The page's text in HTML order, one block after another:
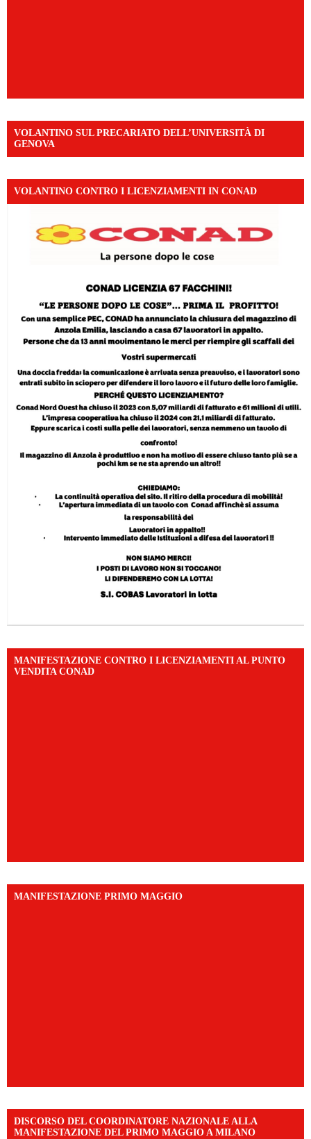
VOLANTINO SUL PRECARIATO DELL’UNIVERSITÀ DI
GENOVA
VOLANTINO CONTRO I LICENZIAMENTI IN CONAD
MANIFESTAZIONE CONTRO I LICENZIAMENTI AL PUNTO
VENDITA CONAD
MANIFESTAZIONE PRIMO MAGGIO
DISCORSO DEL COORDINATORE NAZIONALE ALLA
MANIFESTAZIONE DEL PRIMO MAGGIO A MILANO